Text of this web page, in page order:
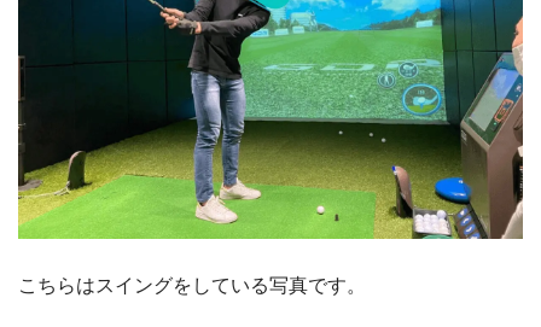
こちらはスイングをしている写真です。